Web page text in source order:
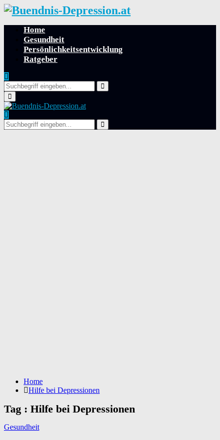
Home
Gesundheit
Persönlichkeitsentwicklung
Ratgeber
Search
for:
Search
Primary
Menu
Search
for:
Search
Home
Hilfe bei Depressionen
Tag : Hilfe bei Depressionen
Gesundheit